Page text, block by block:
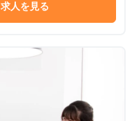
求人を見る